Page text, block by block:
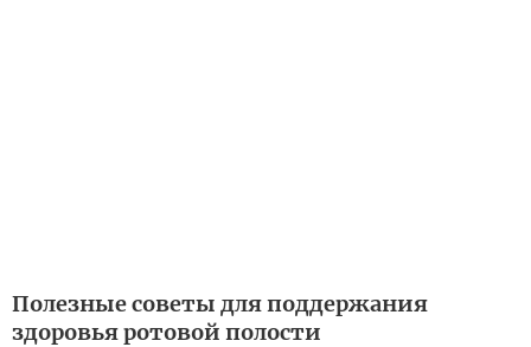
Полезные советы для поддержания
здоровья ротовой полости